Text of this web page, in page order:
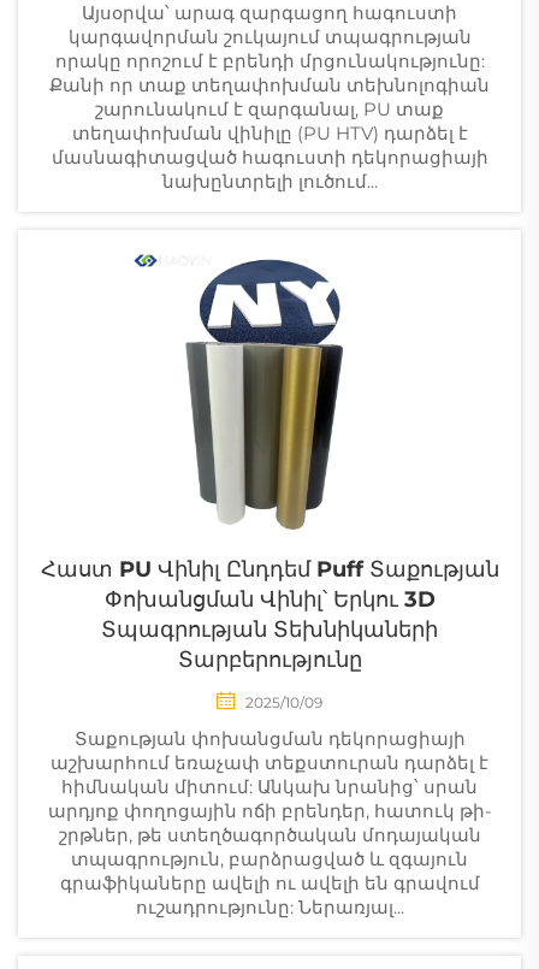
Այսօրվա՝ արագ զարգացող հագուստի
կարգավորման շուկայում տպագրության
որակը որոշում է բրենդի մրցունակությունը:
Քանի որ տաք տեղափոխման տեխնոլոգիան
շարունակում է զարգանալ, PU տաք
տեղափոխման վինիլը (PU HTV) դարձել է
մասնագիտացված հագուստի դեկորացիայի
նախընտրելի լուծում...
Հաստ PU Վինիլ Ընդդեմ Puff Տաքության
Փոխանցման Վինիլ՝ Երկու 3D
Տպագրության Տեխնիկաների
Տարբերությունը
2025/10/09
Տաքության փոխանցման դեկորացիայի
աշխարհում եռաչափ տեքստուրան դարձել է
հիմնական միտում: Անկախ նրանից՝ սրան
արդյոք փողոցային ոճի բրենդեր, հատուկ թի-
շրթներ, թե ստեղծագործական մոդայական
տպագրություն, բարձրացված և զգայուն
գրաֆիկաները ավելի ու ավելի են գրավում
ուշադրությունը: Ներառյալ...